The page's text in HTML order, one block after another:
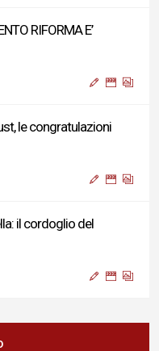
RIFORMA E’
le congratulazioni
il cordoglio del
Presentata interpellanza
politiche di sviluppo del